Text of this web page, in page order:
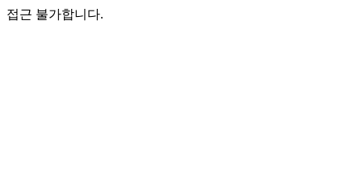
접근 불가합니다.